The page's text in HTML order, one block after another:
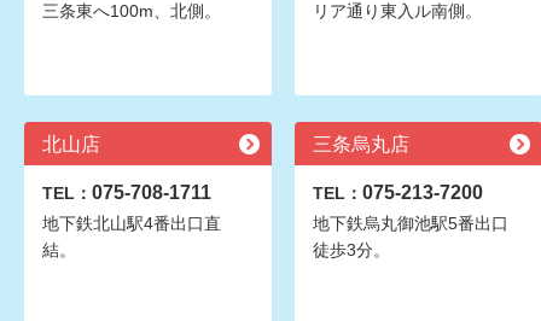
三条東へ100m、北側。
リア通り東入ル南側。
北山店
TEL： 075-708-1711
地下鉄北山駅4番出口直
結。
三条烏丸店
TEL： 075-213-7200
地下鉄烏丸御池駅5番出口
徒歩3分。